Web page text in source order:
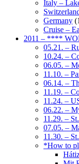
Italy –
Germany
Cruise –
2011 – ****
05.21. –
10.24. –
06.05. –
11.10. –
06.14. –
11.19. –
11.24. –
06.22. –
11.29. –
07.05. –
11.30. –
*How to